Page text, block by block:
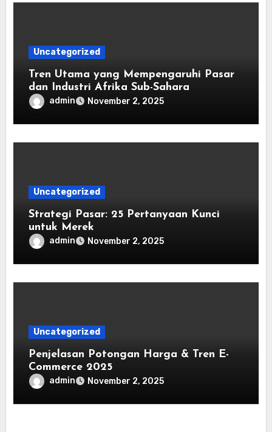
Uncategorized
Tren Utama yang Mempengaruhi Pasar
dan Industri Afrika Sub-Sahara
admin November 2, 2025
Uncategorized
Strategi Pasar: 25 Pertanyaan Kunci
untuk Merek
admin November 2, 2025
Uncategorized
Penjelasan Potongan Harga & Tren E-
Commerce 2025
admin November 2, 2025